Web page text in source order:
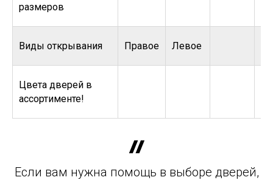
размеров
Виды открывания Правое Левое
Цвета дверей в
ассортименте!
Если вам нужна помощь в выборе дверей,